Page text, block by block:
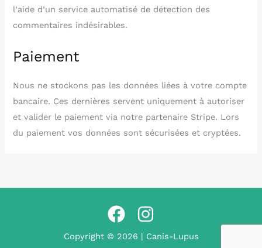
l’aide d’un service automatisé de détection des
commentaires indésirables.
Paiement
Nous ne stockons pas les données liées à votre compte
bancaire. Ces dernières servent uniquement à autoriser
et valider le paiement via notre partenaire Stripe. Lors
du paiement vos données sont sécurisées et cryptées.
Copyright © 2026 | Canis-Lupus